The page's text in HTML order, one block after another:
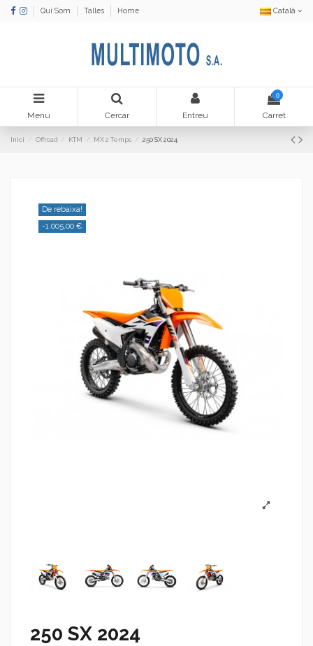
Qui Som Talles Home Català
Menu Cercar Entreu
0
Carret
Inici Offroad KTM MX 2 Temps 250 SX 2024
De rebaixa!
-1.005,00 €
250 SX 2024